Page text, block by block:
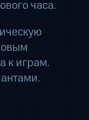
часа.
к играм.